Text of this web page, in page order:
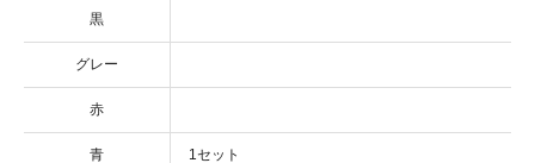
黒
グレー
赤
青 1セット